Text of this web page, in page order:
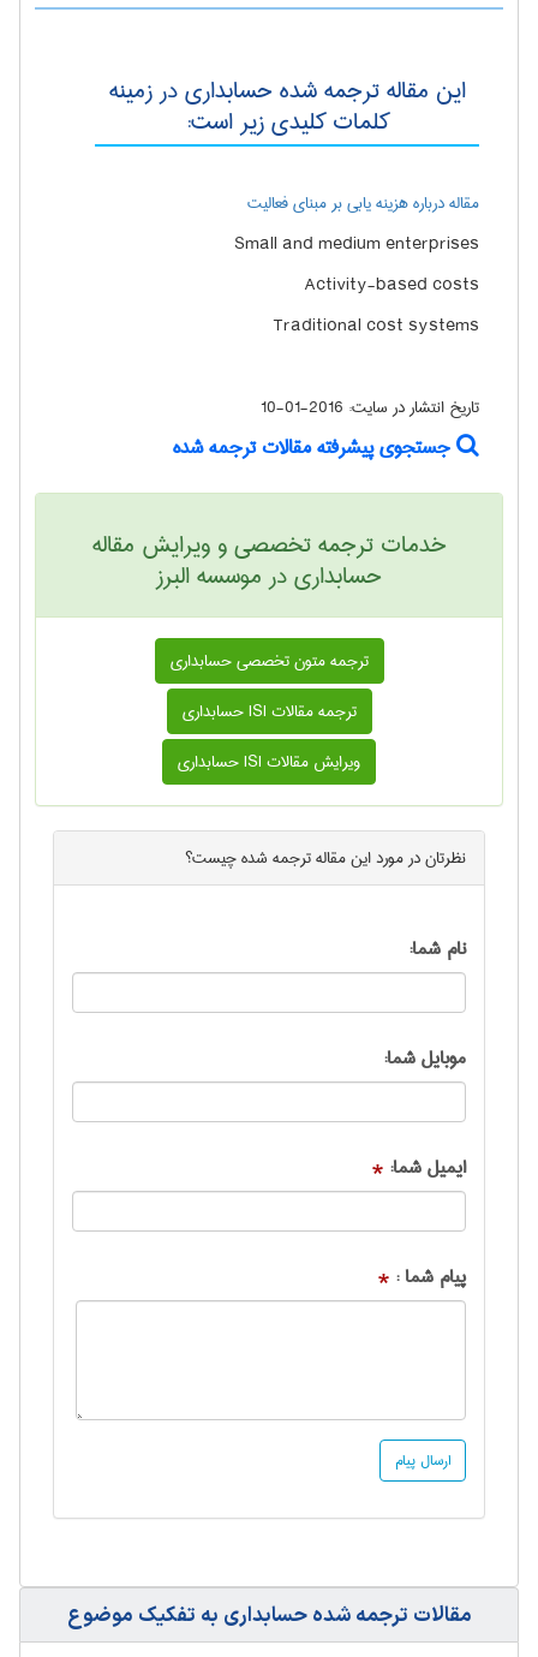
این مقاله ترجمه شده حسابداری در زمینه
کلمات کلیدی زیر است:
مقاله درباره هزینه یابی بر مبنای فعالیت
Small and medium enterprises
Activity-based costs
Traditional cost systems
تاریخ انتشار در سایت: 2016-01-10
جستجوی پیشرفته مقالات ترجمه شده
خدمات ترجمه تخصصی و ویرایش مقاله
حسابداری در موسسه البرز
ترجمه متون تخصصی حسابداری
ترجمه مقالات ISI حسابداری
ویرایش مقالات ISI حسابداری
نظرتان در مورد اینمقاله ترجمه شدهچیست؟
نام شما:
موبایل شما:
ایمیل شما: *
پیام شما : *
مقالات ترجمه شده حسابداری به تفکیک موضوع